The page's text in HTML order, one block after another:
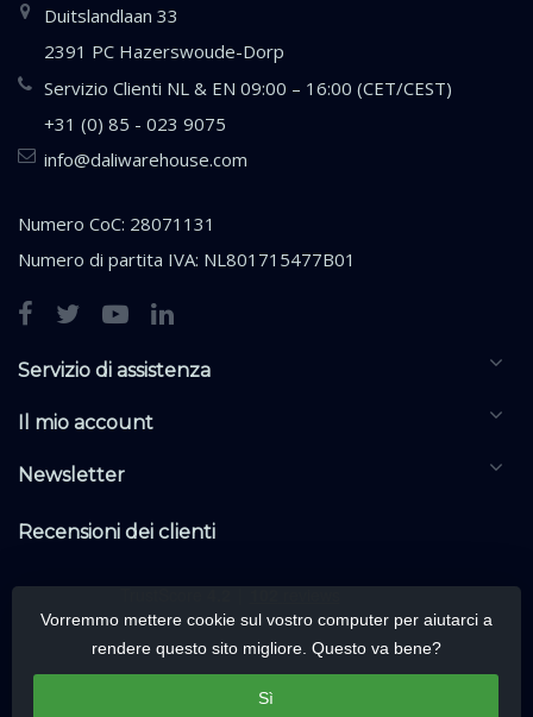
Duitslandlaan 33
2391 PC Hazerswoude-Dorp
Servizio Clienti NL & EN 09:00 – 16:00 (CET/CEST)
+31 (0) 85 - 023 9075
info@daliwarehouse.com
Numero CoC: 28071131
Numero di partita IVA: NL801715477B01
Servizio di assistenza
Il mio account
Newsletter
Recensioni dei clienti
Vorremmo mettere cookie sul vostro computer per aiutarci a
rendere questo sito migliore. Questo va bene?
Sì